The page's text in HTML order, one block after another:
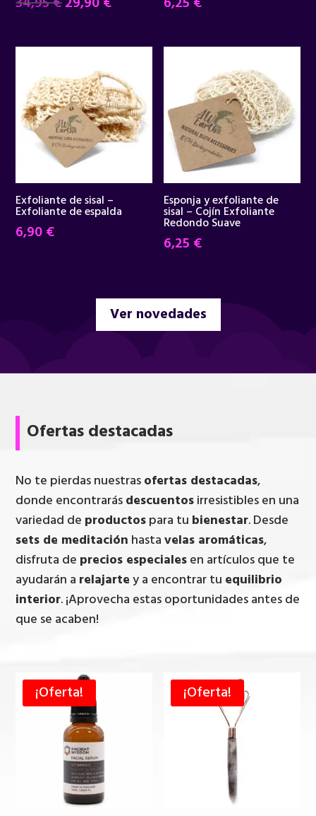
34,95 €.29,90 €.
Exfoliante de sisal –
Exfoliante de espalda
6,90€
Esponja y exfoliante de
sisal – Cojín Exfoliante
Redondo Suave
6,25 €
Ver novedades
Ofertas destacadas
No te pierdas nuestrasofertas destacadas,
donde encontrarásdescuentosirresistibles en una
variedad de productospara tu bienestar. Desde
sets de meditación hastavelas aromáticas,
disfruta de precios especialesen artículos que te
ayudarán a relajartey a encontrar tu equilibrio
interior. ¡Aprovecha estas oportunidades antes de
que se acaben!
¡Oferta! ¡Oferta!